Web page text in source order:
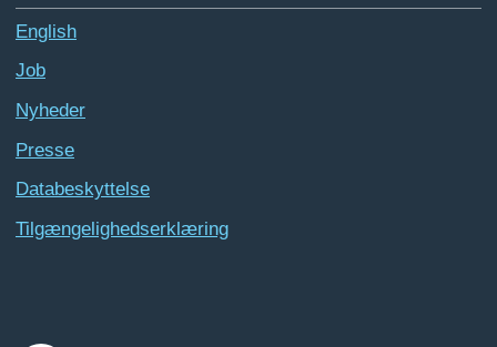
English
Job
Nyheder
Presse
Databeskyttelse
Tilgængelighedserklæring